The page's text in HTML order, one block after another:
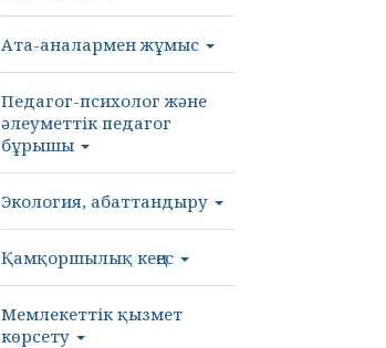
Ата-аналармен жұмыс
Педагог-психолог және
әлеуметтік педагог
бұрышы
Экология, абаттандыру
Қамқоршылық кеңес
Мемлекеттік қызмет
көрсету